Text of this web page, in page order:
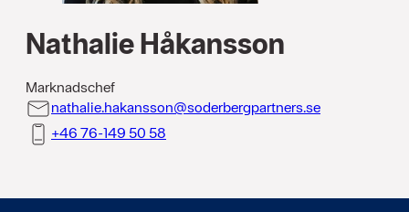
Nathalie Håkansson
Marknadschef
nathalie.hakansson@soderbergpartners.se
85 05 941-67 64+